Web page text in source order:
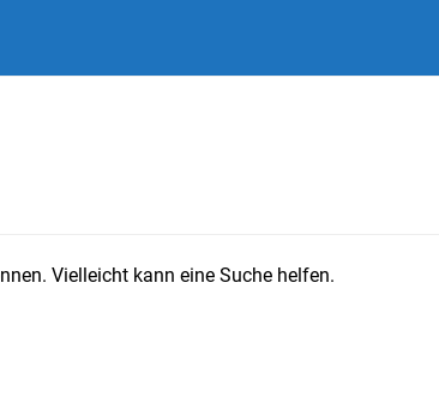
Vielleicht kann eine Suche helfen.